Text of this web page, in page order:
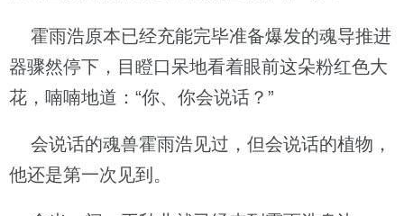
霍雨浩原本已经充能完毕准备爆发的魂导推进
器骤然停下，目瞪口呆地看着眼前这朵粉红色大
花，喃喃地道：“你、你会说话？”
会说话的魂兽霍雨浩见过，但会说话的植物，
他还是第一次见到。